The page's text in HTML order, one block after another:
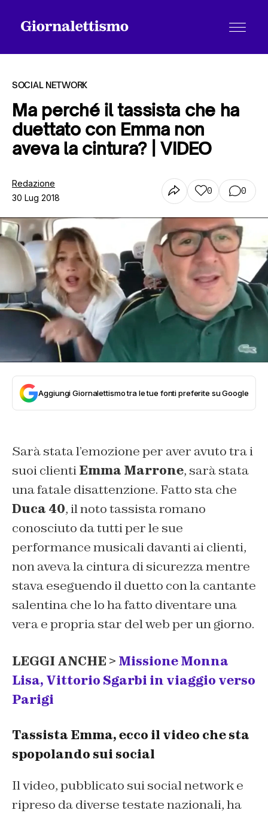
Tutti gli articoli
Chi siamo
Contatti
SOCIAL NETWORK
Ma perché il tassista che ha
duettato con Emma non
aveva la cintura? | VIDEO
Redazione
30 Lug 2018
0 0
Aggiungi Giornalettismo tra le tue fonti preferite su Google
Sarà stata l’emozione per aver avuto tra i
suoi clientiEmma Marrone, sarà stata
una fatale disattenzione. Fatto sta che
Duca 40, il noto tassista romano
conosciuto da tutti per le sue
performance musicali davanti ai clienti,
non aveva la cintura di sicurezza mentre
stava eseguendo il duetto con la cantante
salentina che lo ha fatto diventare una
vera e propria star del web per un giorno.
LEGGI ANCHE > Missione Monna
Lisa, Vittorio Sgarbi in viaggio verso
Parigi
Tassista Emma, ecco il video che sta
spopolando sui social
Il video, pubblicato sui social network e
ripreso da diverse testate nazionali, ha